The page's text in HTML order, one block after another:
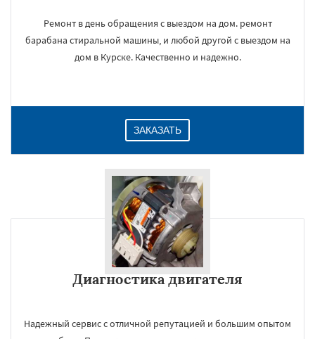
Ремонт в день обращения с выездом на дом. ремонт
барабана стиральной машины, и любой другой с выездом на
дом в Курске. Качественно и надежно.
ЗАКАЗАТЬ
Диагностика двигателя
Надежный сервис с отличной репутацией и большим опытом